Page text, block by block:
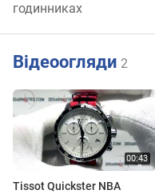
годинниках
Відеоогляди 2
Tissot Quickster NBA